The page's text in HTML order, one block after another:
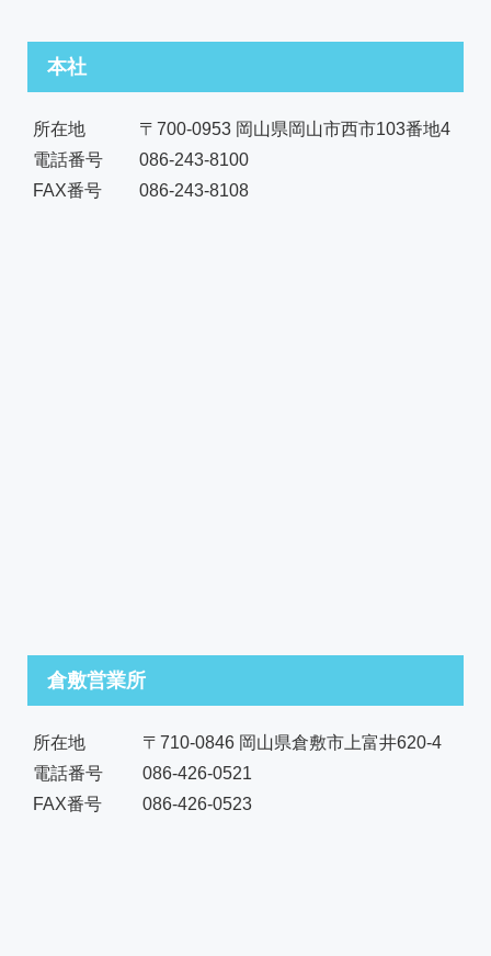
本社
所在地
〒700-0953 岡山県岡山市西市103番地4
電話番号
086-243-8100
FAX番号
086-243-8108
倉敷営業所
所在地
〒710-0846 岡山県倉敷市上富井620-4
電話番号
086-426-0521
FAX番号
086-426-0523